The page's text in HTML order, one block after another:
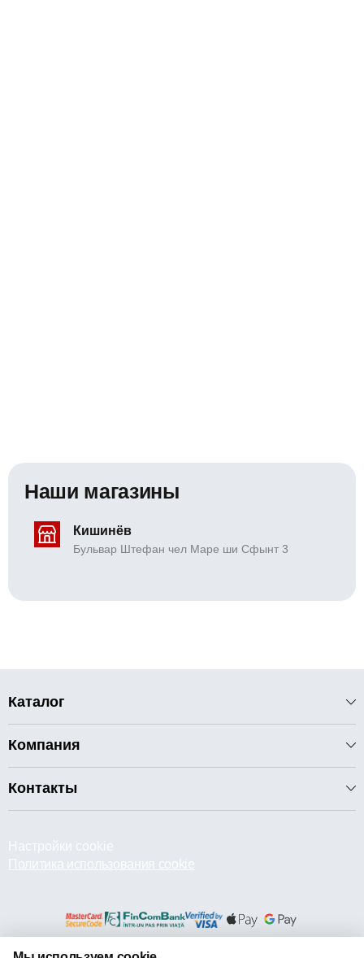
Наши магазины
Кишинёв
Бульвар Штефан чел Маре ши Сфынт 3
Каталог
Компания
Контакты
Настройки cookie
Политика использования cookie